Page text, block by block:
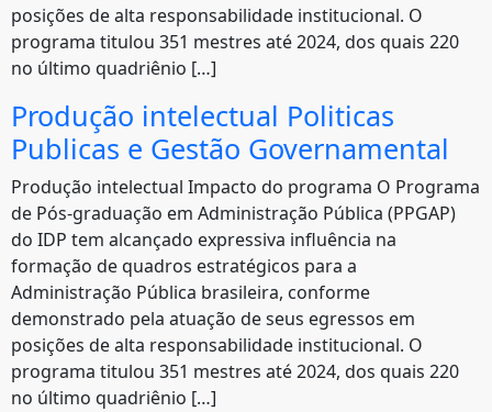
posições de alta responsabilidade institucional. O
programa titulou 351 mestres até 2024, dos quais 220
no último quadriênio […]
Produção intelectual Politicas
Publicas e Gestão Governamental
Produção intelectual Impacto do programa O Programa
de Pós-graduação em Administração Pública (PPGAP)
do IDP tem alcançado expressiva influência na
formação de quadros estratégicos para a
Administração Pública brasileira, conforme
demonstrado pela atuação de seus egressos em
posições de alta responsabilidade institucional. O
programa titulou 351 mestres até 2024, dos quais 220
no último quadriênio […]